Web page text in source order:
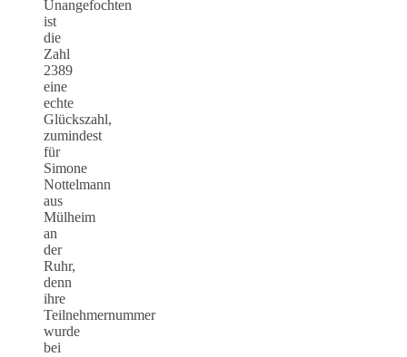
Unangefochten
ist
die
Zahl
2389
eine
echte
Glückszahl,
zumindest
für
Simone
Nottelmann
aus
Mülheim
an
der
Ruhr,
denn
ihre
Teilnehmernummer
wurde
bei